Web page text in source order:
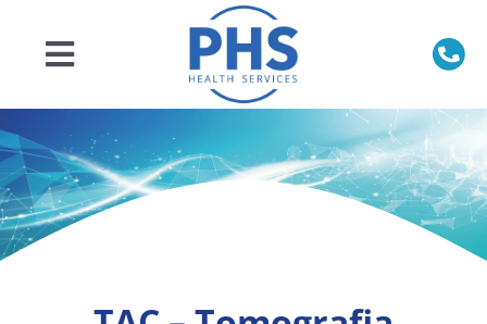
contenutoToggle
Navigation
Chi siamo